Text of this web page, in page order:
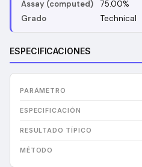
Assay (computed)
75.00%
Grado
Technical
ESPECIFICACIONES